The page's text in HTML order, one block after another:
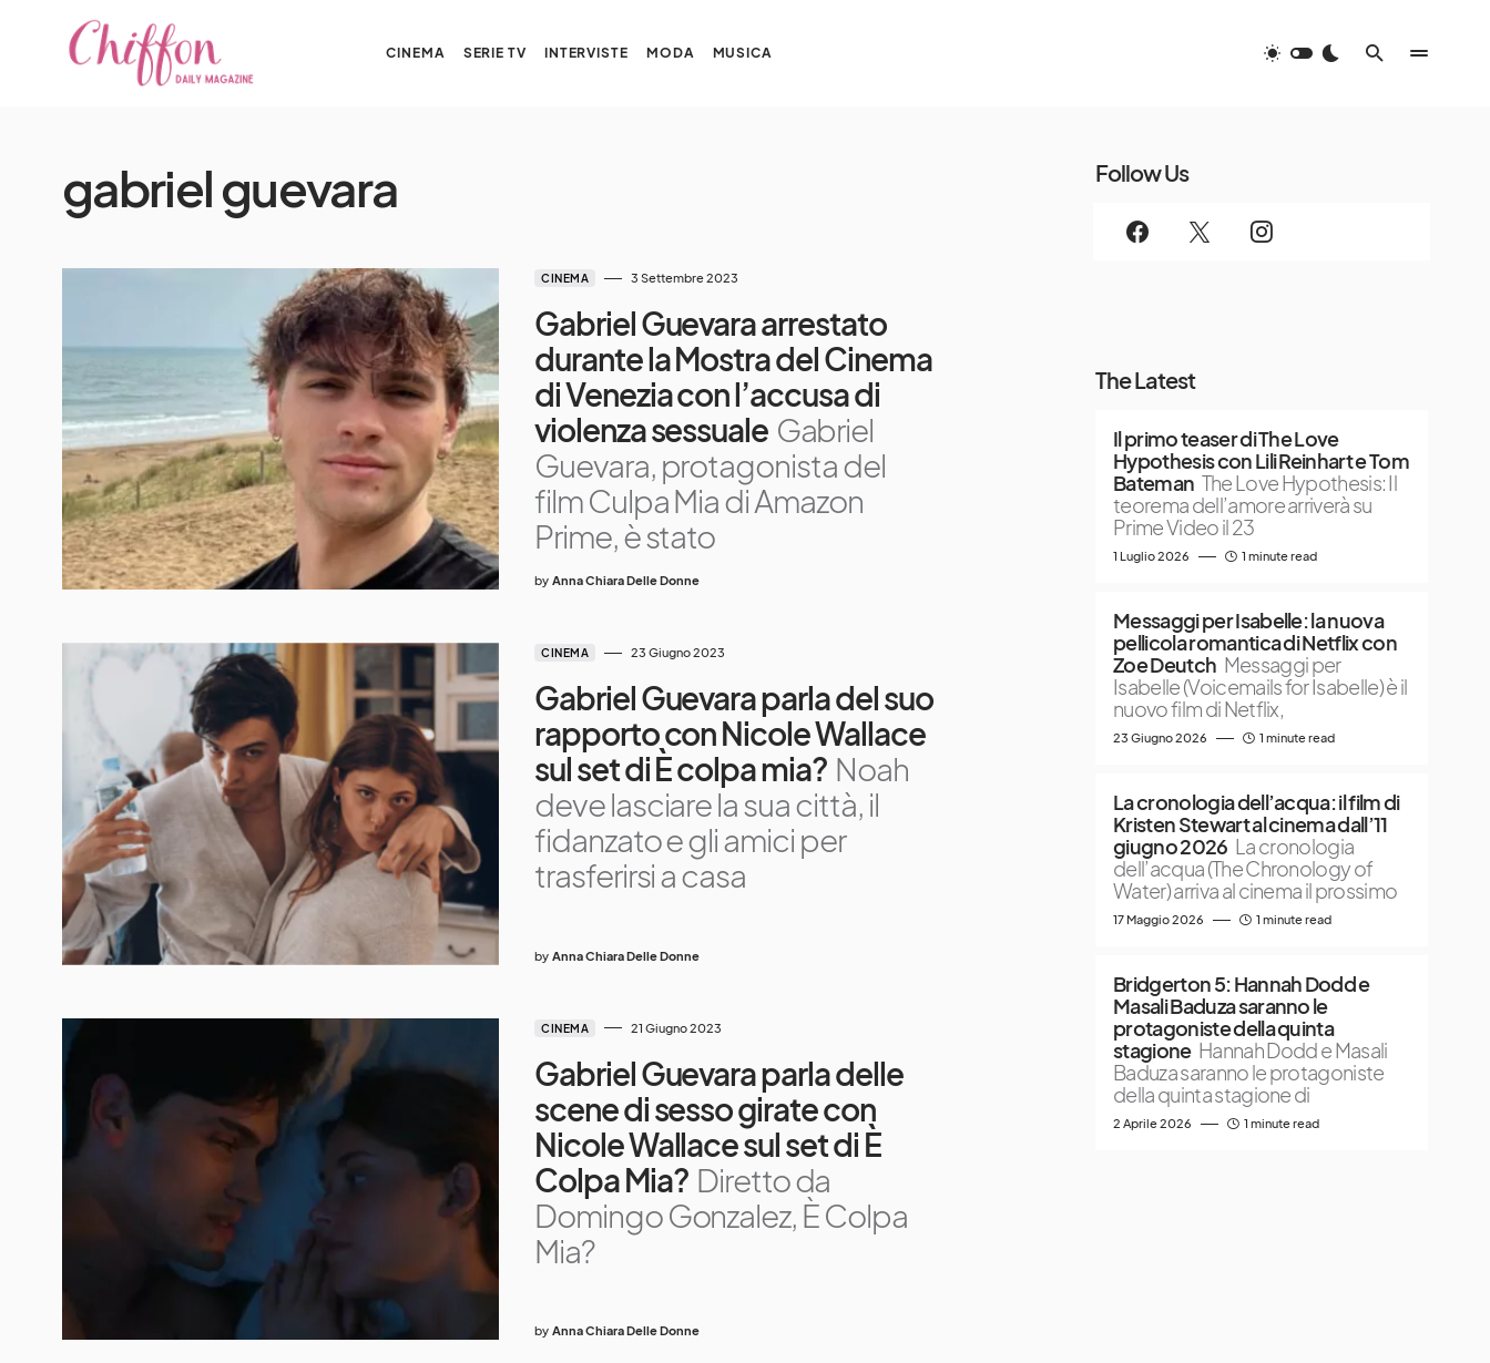
CINEMA SERIE TV INTERVISTE MODA MUSICA
gabriel guevara
CINEMA 3 Settembre 2023
Gabriel Guevara arrestato
durante la Mostra del Cinema
di Venezia con l’accusa di
violenza sessuale Gabriel
Guevara, protagonista del
film Culpa Mia di Amazon
Prime, è stato
by Anna Chiara Delle Donne
CINEMA 23 Giugno 2023
Gabriel Guevara parla del suo
rapporto con Nicole Wallace
sul set di È colpa mia? Noah
deve lasciare la sua città, il
fidanzato e gli amici per
trasferirsi a casa
by Anna Chiara Delle Donne
CINEMA 21 Giugno 2023
Gabriel Guevara parla delle
scene di sesso girate con
Nicole Wallace sul set di È
Colpa Mia? Diretto da
Domingo Gonzalez, È Colpa
Mia?
by Anna Chiara Delle Donne
Follow Us
The Latest
Il primo teaser di The Love
Hypothesis con Lili Reinhart e Tom
Bateman The Love Hypothesis: Il
teorema dell’amore arriverà su
Prime Video il 23
1 Luglio 2026 1 minute read
Messaggi per Isabelle: la nuova
pellicola romantica di Netflix con
Zoe Deutch Messaggi per
Isabelle (Voicemails for Isabelle) è il
nuovo film di Netflix,
23 Giugno 2026 1 minute read
La cronologia dell’acqua: il film di
Kristen Stewart al cinema dall’11
giugno 2026 La cronologia
dell’acqua (The Chronology of
Water) arriva al cinema il prossimo
17 Maggio 2026 1 minute read
Bridgerton 5: Hannah Dodd e
Masali Baduza saranno le
protagoniste della quinta
stagione Hannah Dodd e Masali
Baduza saranno le protagoniste
della quinta stagione di
2 Aprile 2026 1 minute read